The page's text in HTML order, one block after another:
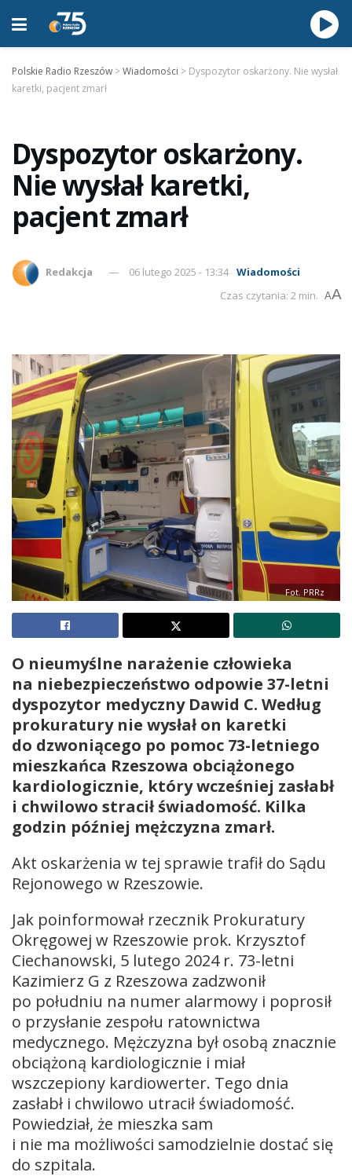
Polskie Radio Rzeszów >Wiadomości > Dyspozytor oskarżony. Nie wysłał
karetki, pacjent zmarł
Dyspozytor oskarżony.
Nie wysłał karetki,
pacjent zmarł
Redakcja 06 lutego 2025 - 13:34 Wiadomości
Czas czytania: 2 min. AA
Fot. PRRz
O nieumyślne narażenie człowieka
na niebezpieczeństwo odpowie 37-letni
dyspozytor medyczny Dawid C. Według
prokuratury nie wysłał on karetki
do dzwoniącego po pomoc 73-letniego
mieszkańca Rzeszowa obciążonego
kardiologicznie, który wcześniej zasłabł
i chwilowo stracił świadomość. Kilka
godzin później mężczyzna zmarł.
Akt oskarżenia w tej sprawie trafił do Sądu
Rejonowego w Rzeszowie.
Jak poinformował rzecznik Prokuratury
Okręgowej w Rzeszowie prok. Krzysztof
Ciechanowski, 5 lutego 2024 r. 73-letni
Kazimierz G z Rzeszowa zadzwonił
po południu na numer alarmowy i poprosił
o przysłanie zespołu ratownictwa
medycznego. Mężczyzna był osobą znacznie
obciążoną kardiologicznie i miał
wszczepiony kardiowerter. Tego dnia
zasłabł i chwilowo utracił świadomość.
Powiedział, że mieszka sam
i nie ma możliwości samodzielnie dostać się
do szpitala.